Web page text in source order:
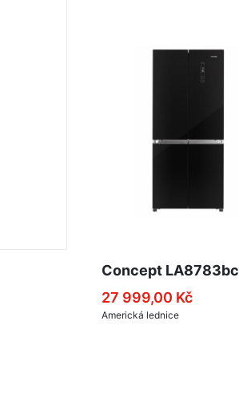
Concept LA8783bc
27 999,00 Kč
Americká lednice